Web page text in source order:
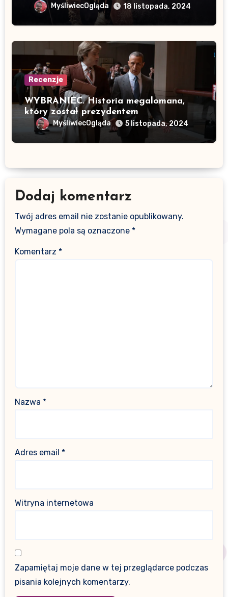
MyśliwiecOgląda 18 listopada, 2024
Recenzje
WYBRANIEC. Historia megalomana,
który został prezydentem
MyśliwiecOgląda 5 listopada, 2024
Dodaj komentarz
Twój adres email nie zostanie opublikowany.
Wymagane pola są oznaczone *
Komentarz *
Nazwa *
Adres email *
Witryna internetowa
Zapamiętaj moje dane w tej przeglądarce podczas
pisania kolejnych komentarzy.